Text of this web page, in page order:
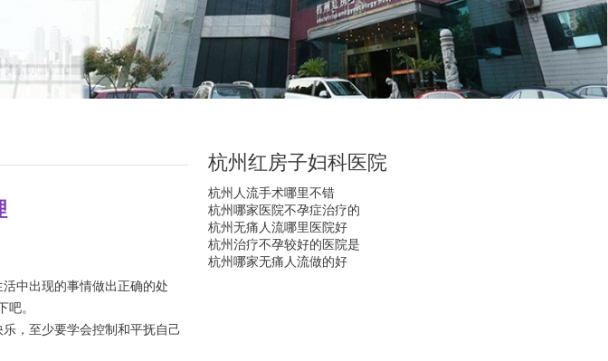
中出现的事情做出正确的处
吧。
，至少要学会控制和平抚自己
杭州红房子妇科医院
杭州人流手术哪里不错
杭州哪家医院不孕症治疗的
杭州无痛人流哪里医院好
杭州治疗不孕较好的医院是
杭州哪家无痛人流做的好